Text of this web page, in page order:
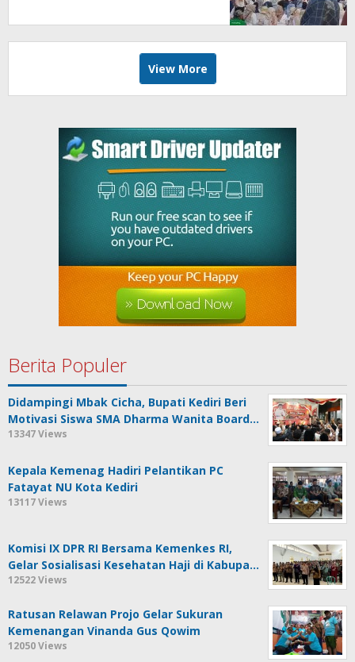
View More
Berita Populer
Didampingi Mbak Cicha, Bupati Kediri Beri
Motivasi Siswa SMA Dharma Wanita Board…
13347 Views
Kepala Kemenag Hadiri Pelantikan PC
Fatayat NU Kota Kediri
13117 Views
Komisi IX DPR RI Bersama Kemenkes RI,
Gelar Sosialisasi Kesehatan Haji di Kabupa…
12522 Views
Ratusan Relawan Projo Gelar Sukuran
Kemenangan Vinanda Gus Qowim
12050 Views